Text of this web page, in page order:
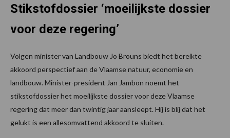
Stikstofdossier ‘moeilijkste dossier
voor deze regering’
Volgen minister van Landbouw Jo Brouns biedt het bereikte
akkoord perspectief aan de Vlaamse natuur, economie en
landbouw. Minister-president Jan Jambon noemt het
stikstofdossier het moeilijkste dossier voor deze Vlaamse
regering dat meer dan twintig jaar aansleept. Hij is blij dat het
gelukt is een allesomvattend akkoord te sluiten.